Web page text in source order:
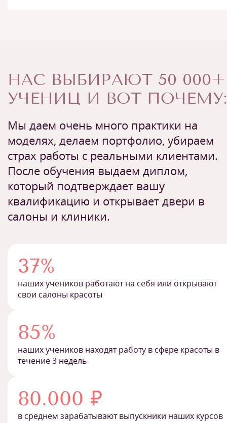
НАС ВЫБИРАЮТ 50 000+
УЧЕНИЦ И ВОТ ПОЧЕМУ:
Мы даем очень много практики на
моделях, делаем портфолио, убираем
страх работы с реальными клиентами.
После обучения выдаем диплом,
который подтверждает вашу
квалификацию и открывает двери в
салоны и клиники.
37%
наших учеников работают на себя или открывают
свои салоны красоты
85%
наших учеников находят работу в сфере красоты в
течение 3 недель
80.000 ₽
в среднем зарабатывают выпускники наших курсов